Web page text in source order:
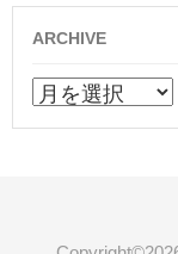
ARCHIVE
ARCHIVE